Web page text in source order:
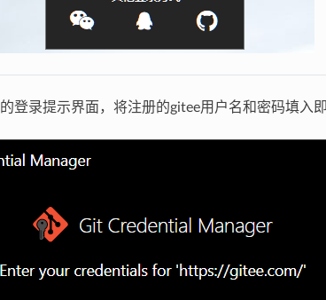
登录提示界面，将注册的gitee用户名和密码填入